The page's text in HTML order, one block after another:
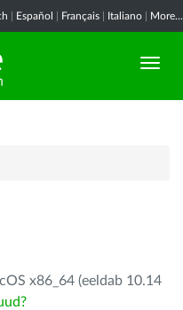
Español Français Italiano More...
x86_64 (eeldab 10.14